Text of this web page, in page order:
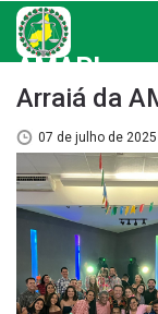
AMAPI
Arraiá da
07 de julho de 2025